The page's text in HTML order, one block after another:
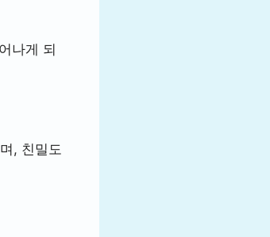
나게 되
, 친밀도